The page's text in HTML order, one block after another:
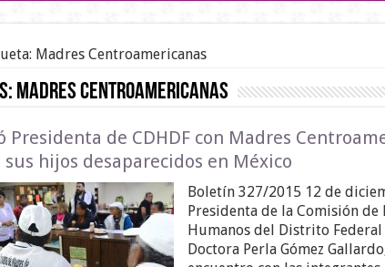
Madres Centroamericanas
Madres Centroamericanas
Presidenta de CDHDF con Madres
sus hijos desaparecidos en México
Boletín 327/2015 12 de
Presidenta de la Comisión de
Humanos del Distrito Federal
Doctora Perla Gómez